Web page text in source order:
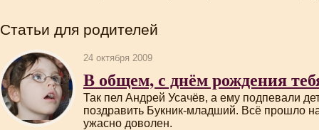
Статьи для родителей
24 октября 2009
В общем, с днём рождения
Так пел Андрей Усачёв, а ему подпевали
поздравить Букник-младший. Всё прошло
ужасно доволен.